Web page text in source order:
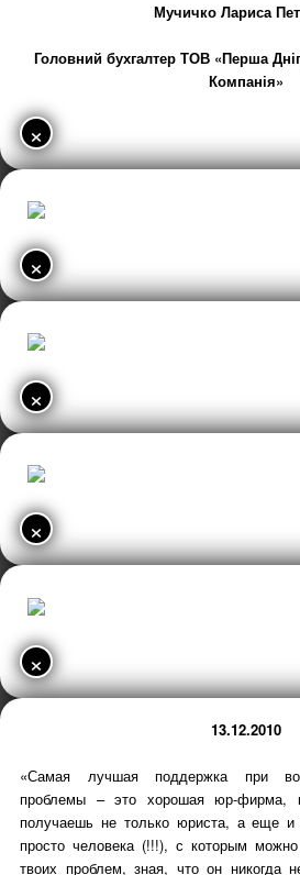
Мучичко Лариса
Головний бухгалтер ТОВ «Перша
Компанія»
×
×
×
×
×
13.12.2010
«Самая лучшая поддержка при
проблемы – это хорошая юр-фирма,
получаешь не только юриста, а еще и
просто человека (!!!), с которым
твоих проблем, зная, что он никогда